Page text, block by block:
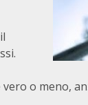
o meno,